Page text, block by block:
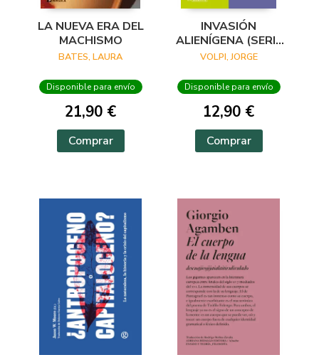
LA NUEVA ERA DEL
MACHISMO
BATES, LAURA
Disponible para envío
21,90 €
Comprar
INVASIÓN
ALIENÍGENA (SERIE
ENDEBATE)
VOLPI, JORGE
Disponible para envío
12,90 €
Comprar